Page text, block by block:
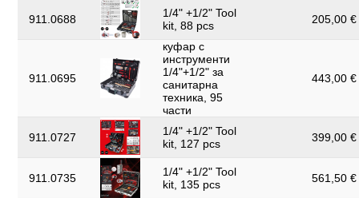
911.0688
1/4" +1/2" Tool
kit, 88 pcs
205,00 €
911.0695
куфар с
инструменти
1/4"+1/2" за
санитарна
техника, 95
части
443,00 €
911.0727
1/4" +1/2" Tool
kit, 127 pcs
399,00 €
911.0735
1/4" +1/2" Tool
kit, 135 pcs
561,50 €